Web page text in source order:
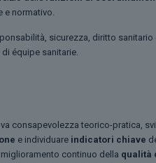
e normativo.
sicurezza, diritto
équipe sanitarie.
consapevolezza teorico-pratica,
e individuare indicatori chiave
miglioramento continuo della qualità